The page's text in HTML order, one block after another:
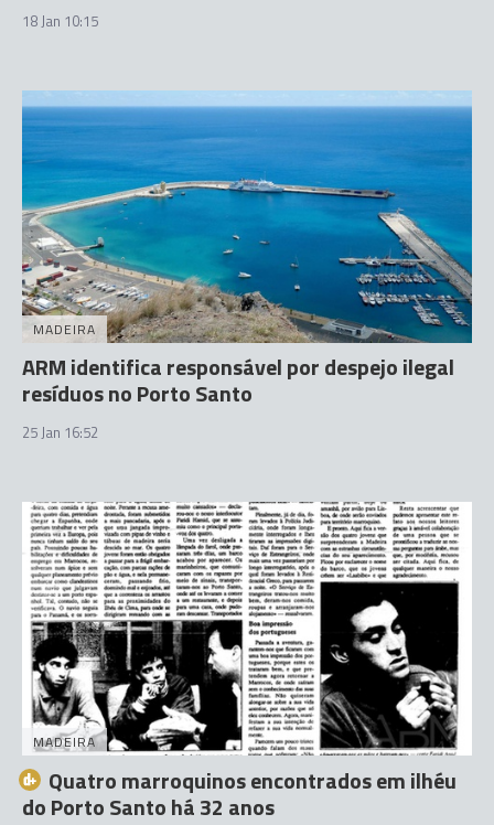
18 Jan 10:15
MADEIRA
ARM identifica responsável por despejo ilegal
resíduos no Porto Santo
25 Jan 16:52
MADEIRA
Quatro marroquinos encontrados em ilhéu
do Porto Santo há 32 anos